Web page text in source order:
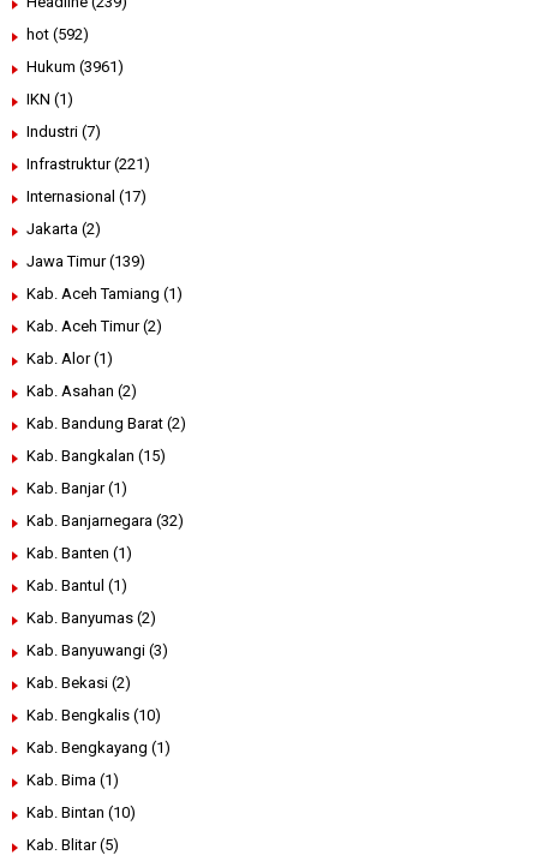
hot (592)
Hukum (3961)
IKN (1)
Industri (7)
Infrastruktur (221)
Internasional (17)
Jakarta (2)
Jawa Timur (139)
Kab. Aceh Tamiang (1)
Kab. Aceh Timur (2)
Kab. Alor (1)
Kab. Asahan (2)
Kab. Bandung Barat (2)
Kab. Bangkalan (15)
Kab. Banjar (1)
Kab. Banjarnegara (32)
Kab. Banten (1)
Kab. Bantul (1)
Kab. Banyumas (2)
Kab. Banyuwangi (3)
Kab. Bekasi (2)
Kab. Bengkalis (10)
Kab. Bengkayang (1)
Kab. Bima (1)
Kab. Bintan (10)
Kab. Blitar (5)